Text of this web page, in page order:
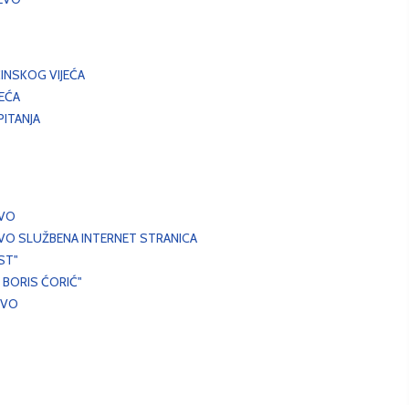
VIJEĆA
SLUŽBENA INTERNET STRANICA
ĆORIĆ"